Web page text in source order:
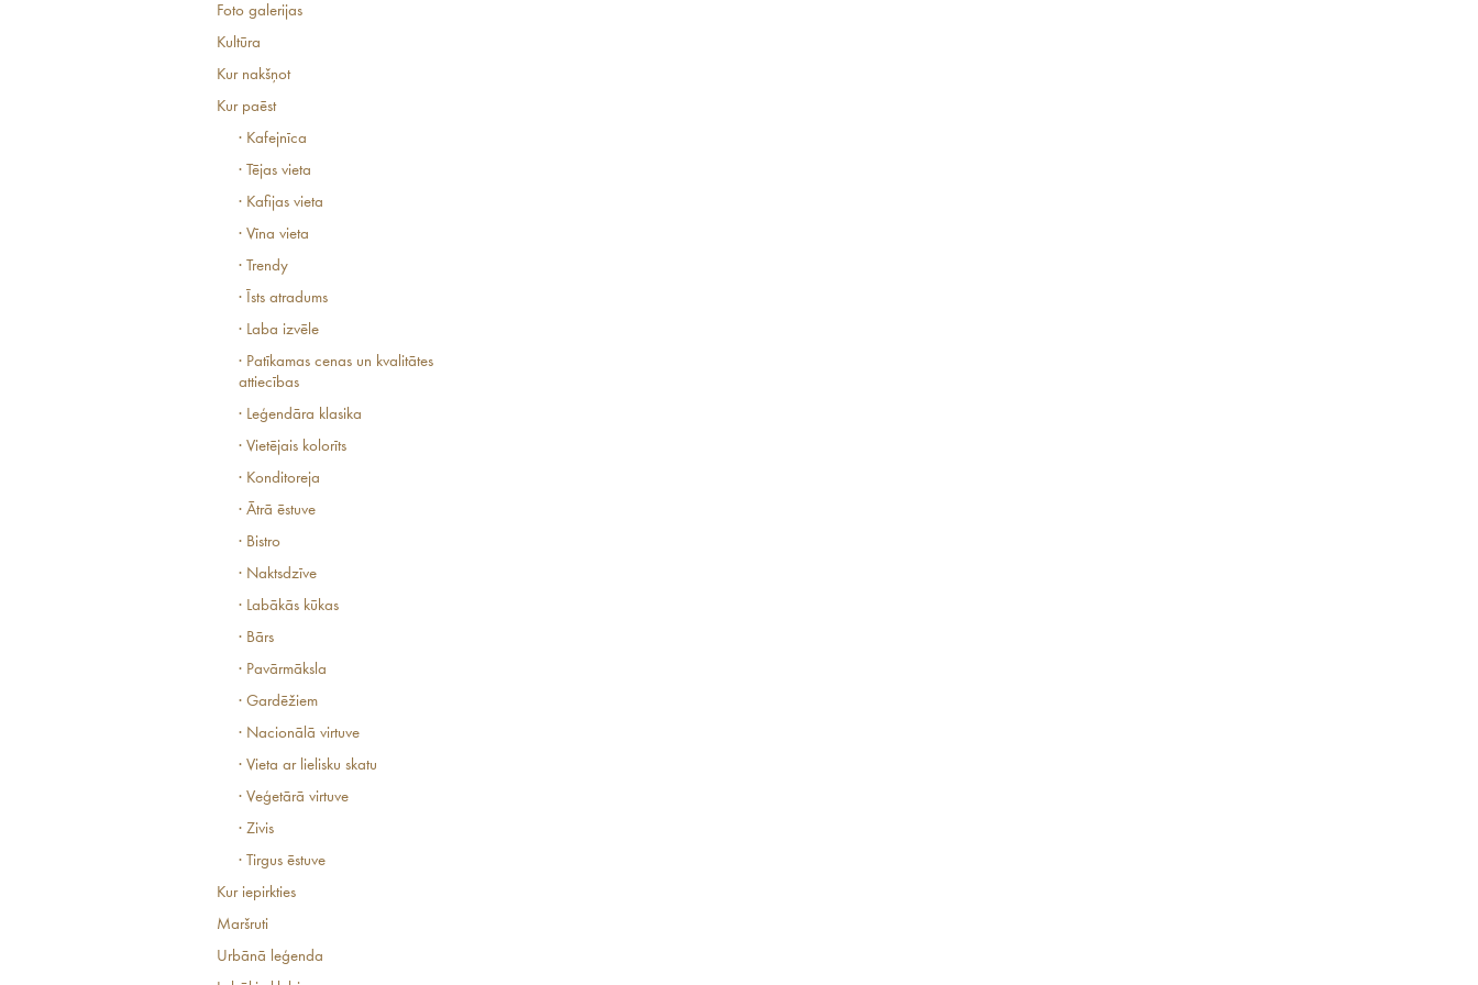
Foto galerijas
Kultūra
Kur nakšņot
Kur paēst
· Kafejnīca
· Tējas vieta
· Kafijas vieta
· Vīna vieta
· Trendy
· Īsts atradums
· Laba izvēle
· Patīkamas cenas un kvalitātes
attiecības
· Leģendāra klasika
· Vietējais kolorīts
· Konditoreja
· Ātrā ēstuve
· Bistro
· Naktsdzīve
· Labākās kūkas
· Bārs
· Pavārmāksla
· Gardēžiem
· Nacionālā virtuve
· Vieta ar lielisku skatu
· Veģetārā virtuve
· Zivis
· Tirgus ēstuve
Kur iepirkties
Maršruti
Urbānā leģenda